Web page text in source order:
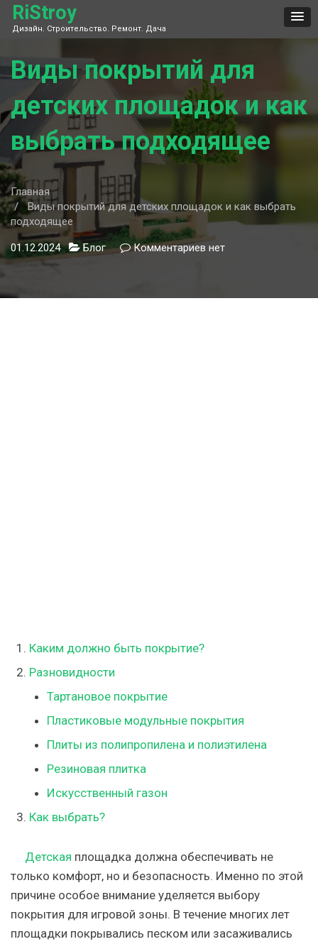
Skip
content
RiStroy
Дизайн. Строительство. Ремонт. Дача
Виды покрытий для
детских площадок и как
выбрать подходящее
Главная
Виды покрытий для детских площадок и как выбрать
подходящее
01.12.2024 Блог Комментариев кнет
Каким должно быть покрытие?
Разновидности
Тартановое покрытие
Пластиковые модульные покрытия
Плиты из полипропилена и полиэтилена
Резиновая плитка
Искусственный газон
Как выбрать?
Детская площадка должна обеспечивать не
только комфорт, но и безопасность. Именно по этой
причине особое внимание уделяется выбору
покрытия для игровой зоны. В течение многих лет
площадки покрывались песком или засаживались